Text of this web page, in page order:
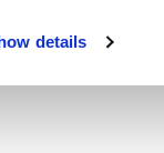
details